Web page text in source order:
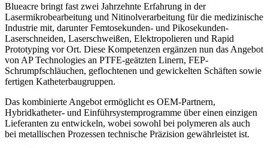
Blueacre bringt fast zwei Jahrzehnte Erfahrung in der
Lasermikrobearbeitung und Nitinolverarbeitung für die medizinische
Industrie mit, darunter Femtosekunden- und Pikosekunden-
Laserschneiden, Laserschweißen, Elektropolieren und Rapid
Prototyping vor Ort. Diese Kompetenzen ergänzen nun das Angebot
von AP Technologies an PTFE-geätzten Linern, FEP-
Schrumpfschläuchen, geflochtenen und gewickelten Schäften sowie
fertigen Katheterbaugruppen.
Das kombinierte Angebot ermöglicht es OEM-Partnern,
Hybridkatheter- und Einführsystemprogramme über einen einzigen
Lieferanten zu entwickeln, wobei sowohl bei polymeren als auch
bei metallischen Prozessen technische Präzision gewährleistet ist.